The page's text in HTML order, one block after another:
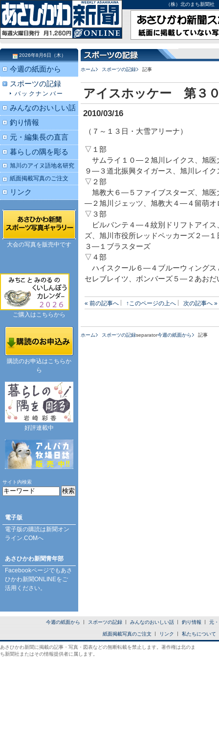
（株）北のまち新聞
ホーム スポーツの記録 記事
アイスホッケー 第３
2010/03/16
（７～１３日・大雪アリーナ）
▽１部
サムライ１０―２旭川レイクス、旭医
９―３道北振興タイガース、旭川レイ
▽２部
旭教大６―５ファイブスターズ、旭医
―２旭川ジェッツ、旭教大４―４留萌オ
▽３部
ビルバンテ４―４紋別ドリフトアイス
ズ、旭川市役所レッドペッカーズ２―
３―１ブラスターズ
▽４部
ハイスクール６―４ブルーウィングス
セレブレイツ、ボンバーズ５―２あおだ
« 前の記事へ ↑このページの上へ 次の記事へ »
ホーム スポーツの記録separator今週の紙面から 記事
2026年8月6日（木）
今週の紙面から
スポーツの記録
バックナンバー
みんなのおいしい話
釣り情報
元・編集長の直言
暮らしの隅を彫る
旭川のアイヌ語地名研究
紙面掲載写真のご注文
リンク
大会の写真を販売中です
ご購入はこちらから
購読のお申込はこちらか
ら
好評連載中
サイト内検索
電子版
電子版の購読は新聞オン
ライン.COMへ
あさひかわ新聞青年部
Facebookページでもあさ
ひかわ新聞ONLINEをご
活用ください。
今週の紙面から スポーツの記録 みんなのおいしい話 釣り情報 元
紙面掲載写真のご注文 リンク 私たちについて
あさひかわ新聞に掲載の記事・写真・図表などの無断転載を禁止します。著作権は北のま
ち新聞社またはその情報提供者に属します。